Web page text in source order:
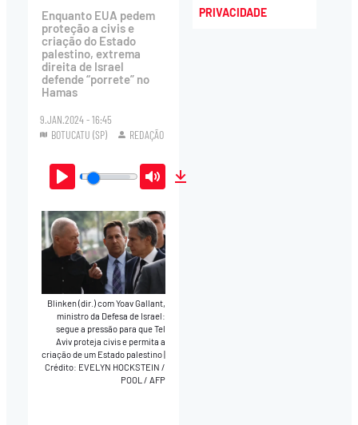
Enquanto EUA pedem
proteção a civis e
criação do Estado
palestino, extrema
direita de Israel
defende “porrete” no
Hamas
9.JAN.2024 - 16:45
BOTUCATU (SP)
REDAÇÃO
Play Mute
Blinken (dir.) com Yoav Gallant,
ministro da Defesa de Israel:
segue a pressão para que Tel
Aviv proteja civis e permita a
criação de um Estado palestino|
Crédito: EVELYN HOCKSTEIN /
POOL / AFP
PRIVACIDADE